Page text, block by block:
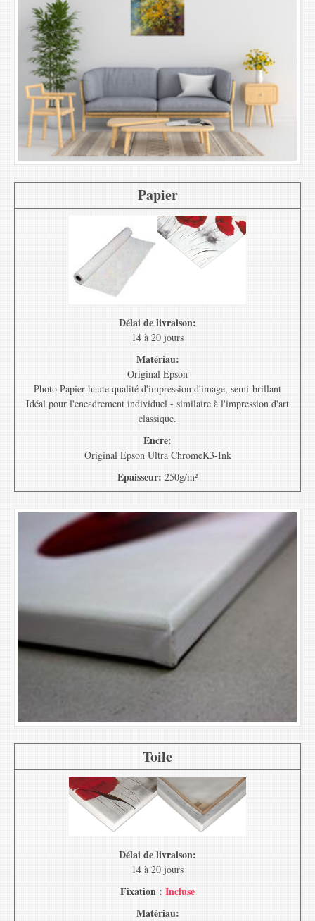
Papier
Délai de livraison:
14 à 20 jours
Matériau:
Original Epson
Photo Papier haute qualité d'impression d'image, semi-brillant
Idéal pour l'encadrement individuel - similaire à l'impression d'art
classique.
Encre:
Original Epson Ultra ChromeK3-Ink
Epaisseur: 250g/m²
Toile
Délai de livraison:
14 à 20 jours
Fixation : Incluse
Matériau: